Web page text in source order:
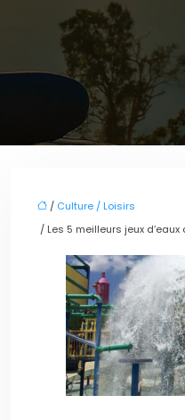
/ Culture / Loisirs
/ Les 5 meilleurs jeux d’eaux